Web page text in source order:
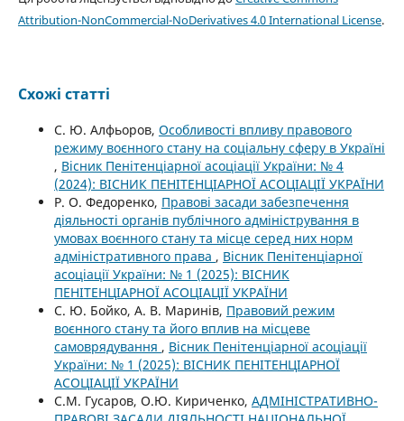
Attribution-NonCommercial-NoDerivatives 4.0 International License.
Схожі статті
С. Ю. Алфьоров, Особливості впливу правового
режиму воєнного стану на соціальну сферу в Україні
, Вісник Пенітенціарної асоціації України: № 4
(2024): ВІСНИК ПЕНІТЕНЦІАРНОЇ АСОЦІАЦІЇ УКРАЇНИ
Р. О. Федоренко, Правові засади забезпечення
діяльності органів публічного адміністрування в
умовах воєнного стану та місце серед них норм
адміністративного права , Вісник Пенітенціарної
асоціації України: № 1 (2025): ВІСНИК
ПЕНІТЕНЦІАРНОЇ АСОЦІАЦІЇ УКРАЇНИ
С. Ю. Бойко, А. В. Маринів, Правовий режим
воєнного стану та його вплив на місцеве
самоврядування , Вісник Пенітенціарної асоціації
України: № 1 (2025): ВІСНИК ПЕНІТЕНЦІАРНОЇ
АСОЦІАЦІЇ УКРАЇНИ
С.М. Гусаров, О.Ю. Кириченко, АДМІНІСТРАТИВНО-